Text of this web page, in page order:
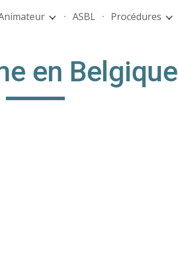
Skip to navigation
ASBL Procédures
en Belgique